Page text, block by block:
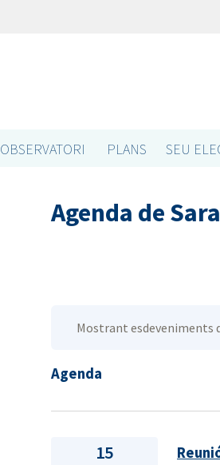
OBSERVATORI PLANS SEU
Agenda de
Mostrant esdeveniments
Agenda
15